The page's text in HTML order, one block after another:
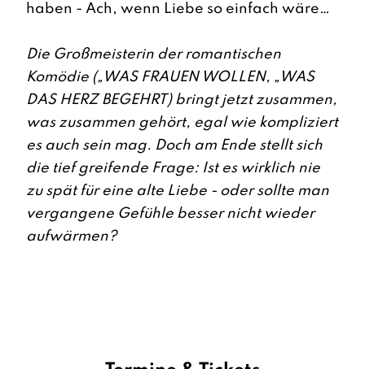
haben - Ach, wenn Liebe so einfach wäre…
Die Großmeisterin der romantischen
Komödie („WAS FRAUEN WOLLEN, „WAS
DAS HERZ BEGEHRT) bringt jetzt zusammen,
was zusammen gehört, egal wie kompliziert
es auch sein mag. Doch am Ende stellt sich
die tief greifende Frage: Ist es wirklich nie
zu spät für eine alte Liebe - oder sollte man
vergangene Gefühle besser nicht wieder
aufwärmen?